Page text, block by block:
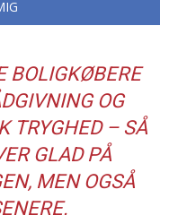
BOLIGKØBERE
OG
TRYGHED – SÅ
GLAD PÅ
MEN OGSÅ